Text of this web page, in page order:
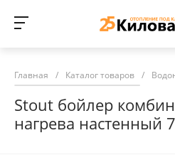
Главная / Каталог товаров /
Stout бойлер
нагрева настенный